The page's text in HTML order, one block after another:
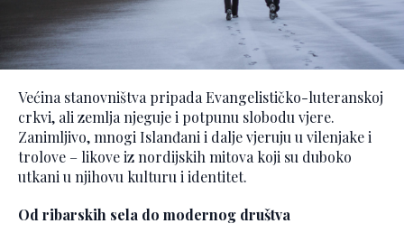
Većina stanovništva pripada Evangelističko-luteranskoj
crkvi, ali zemlja njeguje i potpunu slobodu vjere.
Zanimljivo, mnogi Islanđani i dalje vjeruju u vilenjake i
trolove – likove iz nordijskih mitova koji su duboko
utkani u njihovu kulturu i identitet.
Od ribarskih sela do modernog društva